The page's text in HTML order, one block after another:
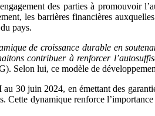
des parties à promouvoir
les barrières financières
pays.
de croissance durable en
contribuer à renforcer
Selon lui, ce modèle de
30 juin 2024, en émettant des
Cette dynamique renforce